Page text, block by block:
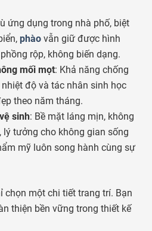
ứng dụng trong nhà phố, biệt
phào vẫn giữ được hình
rộp, không biến dạng.
mối mọt: Khả năng chống
độ và tác nhân sinh học
theo năm tháng.
sinh: Bề mặt láng mịn, không
lý tưởng cho không gian sống
mỹ luôn song hành cùng sự
chọn một chi tiết trang trí. Bạn
thiện bền vững trong thiết kế